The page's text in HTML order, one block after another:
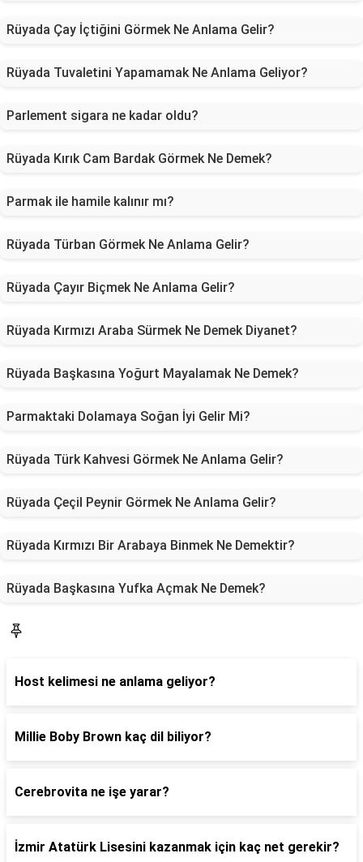
Rüyada Çay İçtiğini Görmek Ne Anlama Gelir?
Rüyada Tuvaletini Yapamamak Ne Anlama Geliyor?
Parlement sigara ne kadar oldu?
Rüyada Kırık Cam Bardak Görmek Ne Demek?
Parmak ile hamile kalınır mı?
Rüyada Türban Görmek Ne Anlama Gelir?
Rüyada Çayır Biçmek Ne Anlama Gelir?
Rüyada Kırmızı Araba Sürmek Ne Demek Diyanet?
Rüyada Başkasına Yoğurt Mayalamak Ne Demek?
Parmaktaki Dolamaya Soğan İyi Gelir Mi?
Rüyada Türk Kahvesi Görmek Ne Anlama Gelir?
Rüyada Çeçil Peynir Görmek Ne Anlama Gelir?
Rüyada Kırmızı Bir Arabaya Binmek Ne Demektir?
Rüyada Başkasına Yufka Açmak Ne Demek?
Host kelimesi ne anlama geliyor?
Millie Boby Brown kaç dil biliyor?
Cerebrovita ne işe yarar?
İzmir Atatürk Lisesini kazanmak için kaç net gerekir?